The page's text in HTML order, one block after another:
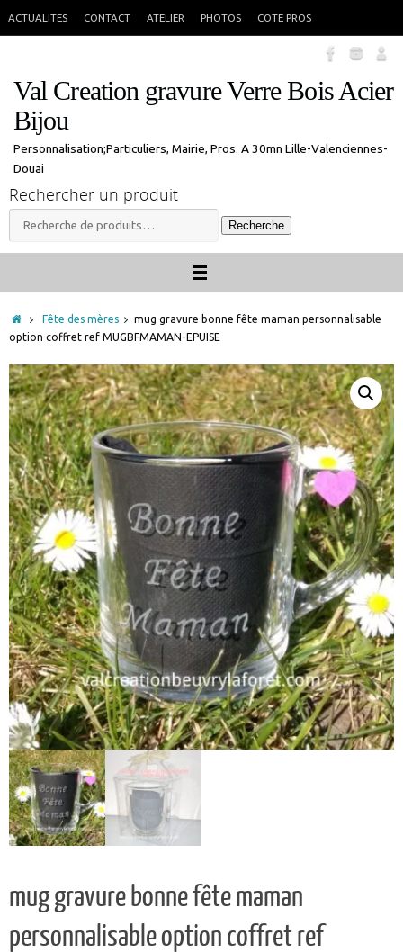
seront traitées à mon retour.
ACTUALITES CONTACT ATELIER PHOTOS COTE PROS
Val Creation gravure Verre Bois Acier
Bijou
Personnalisation;Particuliers, Mairie, Pros. A 30mn Lille-Valenciennes-
Douai
Rechercher un produit
Recherche
pour :
Recherche
Accueil
Fête des mères
mug gravure bonne fête maman personnalisable
option coffret ref MUGBFMAMAN-EPUISE
mug gravure bonne fête maman
personnalisable option coffret ref